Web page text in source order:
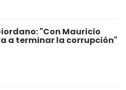
"Con Mauricio
a terminar la corrupción"